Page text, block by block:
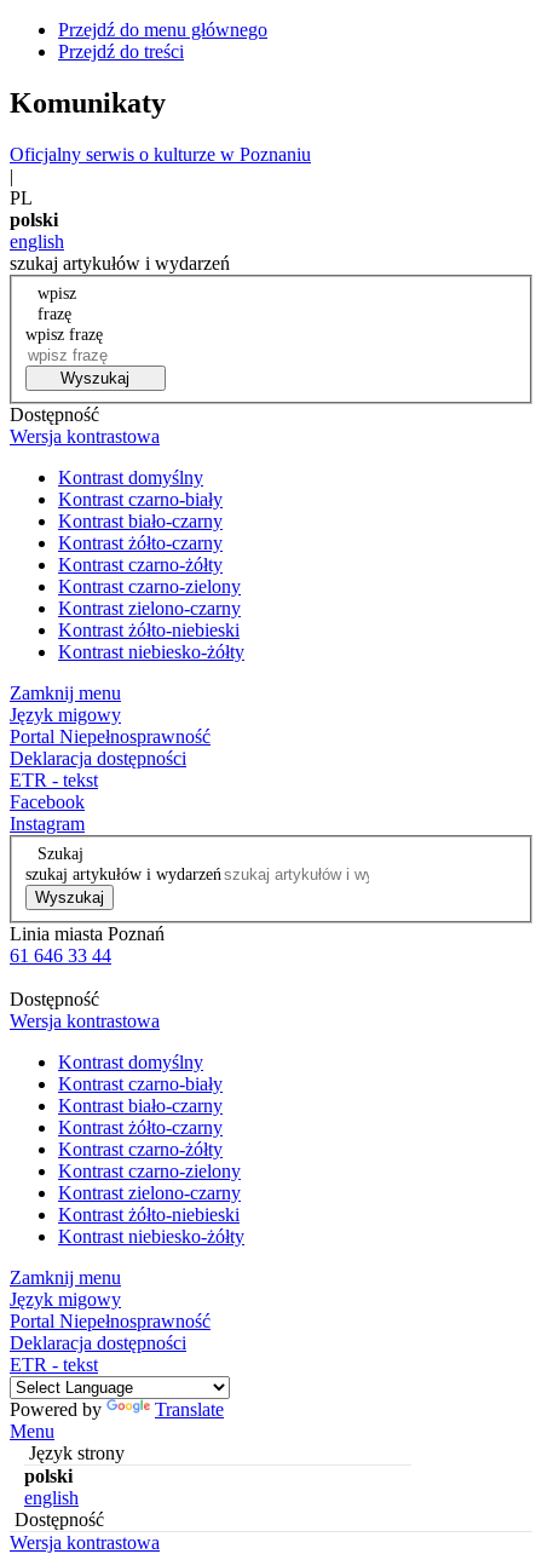
Przejdź do menu głównego
Przejdź do treści
Komunikaty
Oficjalny serwis o kulturze w Poznaniu
|
PL
polski
english
szukaj artykułów i wydarzeń
wpisz
frazę
wpisz frazę
Wyszukaj
Dostępność
Wersja kontrastowa
Kontrast domyślny
Kontrast czarno-biały
Kontrast biało-czarny
Kontrast żółto-czarny
Kontrast czarno-żółty
Kontrast czarno-zielony
Kontrast zielono-czarny
Kontrast żółto-niebieski
Kontrast niebiesko-żółty
Zamknij menu
Język migowy
Portal Niepełnosprawność
Deklaracja dostępności
ETR - tekst
Facebook
Instagram
Szukaj
szukaj artykułów i wydarzeń
Wyszukaj
Linia miasta Poznań
61 646 33 44
Dostępność
Wersja kontrastowa
Kontrast domyślny
Kontrast czarno-biały
Kontrast biało-czarny
Kontrast żółto-czarny
Kontrast czarno-żółty
Kontrast czarno-zielony
Kontrast zielono-czarny
Kontrast żółto-niebieski
Kontrast niebiesko-żółty
Zamknij menu
Język migowy
Portal Niepełnosprawność
Deklaracja dostępności
ETR - tekst
Powered by
Translate
Menu
Język strony
polski
english
Dostępność
Wersja kontrastowa